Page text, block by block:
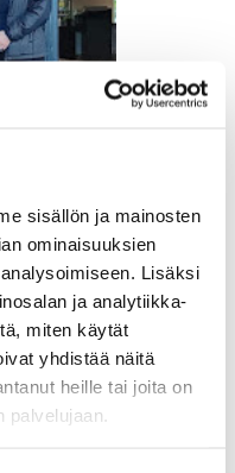
sisällön ja mainosten
ominaisuuksien
Lisäksi
ja analytiikka-
miten käytät
yhdistää näitä
heille tai joita on